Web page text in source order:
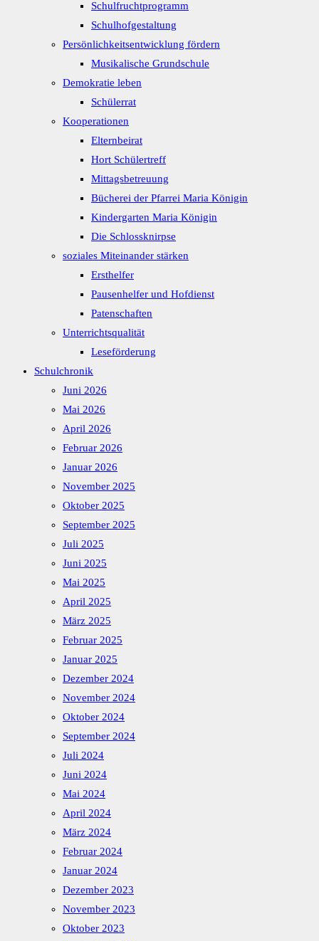
Schulfruchtprogramm
Schulhofgestaltung
Persönlichkeitsentwicklung fördern
Musikalische Grundschule
Demokratie leben
Schülerrat
Kooperationen
Elternbeirat
Hort Schülertreff
Mittagsbetreuung
Bücherei der Pfarrei Maria Königin
Kindergarten Maria Königin
Die Schlossknirpse
soziales Miteinander stärken
Ersthelfer
Pausenhelfer und Hofdienst
Patenschaften
Unterrichtsqualität
Leseförderung
Schulchronik
Juni 2026
Mai 2026
April 2026
Februar 2026
Januar 2026
November 2025
Oktober 2025
September 2025
Juli 2025
Juni 2025
Mai 2025
April 2025
März 2025
Februar 2025
Januar 2025
Dezember 2024
November 2024
Oktober 2024
September 2024
Juli 2024
Juni 2024
Mai 2024
April 2024
März 2024
Februar 2024
Januar 2024
Dezember 2023
November 2023
Oktober 2023